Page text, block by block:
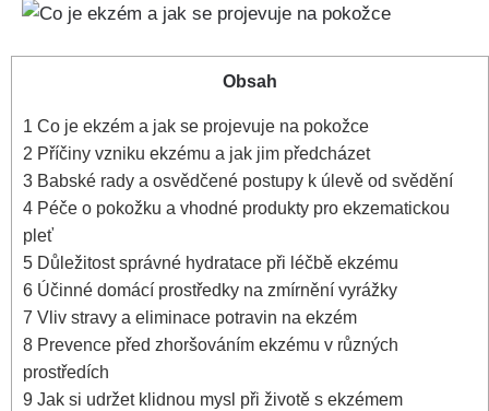
Obsah
1 Co je ekzém a jak se projevuje na pokožce
2 Příčiny vzniku ekzému a jak jim předcházet
3 Babské ‍rady a osvědčené postupy k úlevě od svědění
4 Péče o pokožku a vhodné produkty pro ekzematickou
pleť
5 Důležitost správné hydratace při léčbě ekzému
6 Účinné domácí ‍prostředky​ na zmírnění vyrážky
7 Vliv stravy a eliminace potravin na ekzém
8 Prevence před zhoršováním ekzému v různých
prostředích
9 Jak si udržet klidnou ⁤mysl při životě s ekzémem